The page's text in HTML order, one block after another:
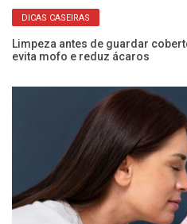
DICAS CASEIRAS
Limpeza antes de guardar
evita mofo e reduz ácaros